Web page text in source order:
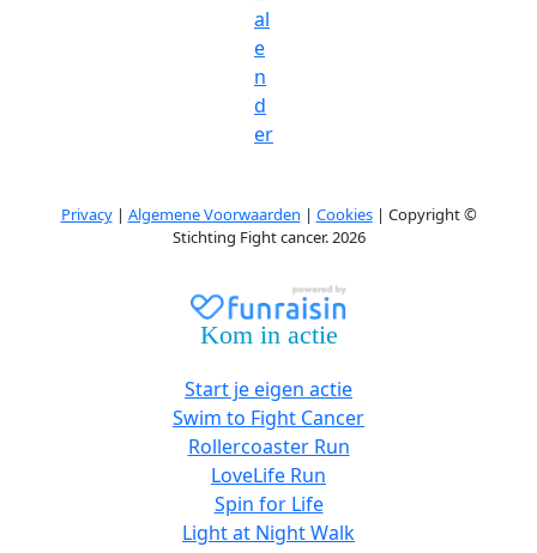
al
e
n
d
er
Privacy| Algemene Voorwaarden | Cookies| Copyright ©
Stichting Fight cancer. 2026
Kom in actie
Start je eigen actie
Swim to Fight Cancer
Rollercoaster Run
LoveLife Run
Spin for Life
Light at Night Walk